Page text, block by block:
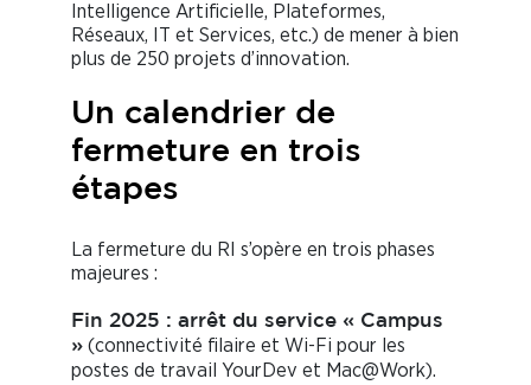
Intelligence Artificielle, Plateformes,
Réseaux, IT et Services, etc.) de mener à bien
plus de 250 projets d’innovation.
Un calendrier de
fermeture en trois
étapes
La fermeture du RI s’opère en trois phases
majeures :
Fin 2025 : arrêt du service « Campus
» (connectivité filaire et Wi-Fi pour les
postes de travail YourDev et Mac@Work).